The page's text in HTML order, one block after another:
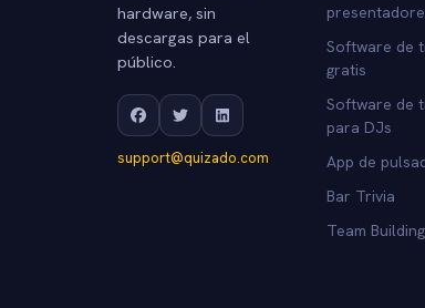
hardware, sin
descargas para el
público.
support@quizado.com
Software de
gratis
Software de
para DJs
App de
Bar Trivia
Team Building